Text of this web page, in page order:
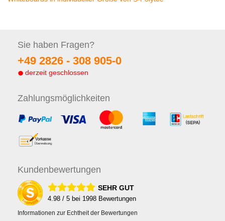
Sie haben Fragen?
+49 2826 - 308 905-0
derzeit geschlossen
Zahlungsmöglichkeiten
Kundenbewertungen
SEHR GUT
4.98 / 5 bei 1998 Bewertungen
Informationen zur Echtheit der Bewertungen